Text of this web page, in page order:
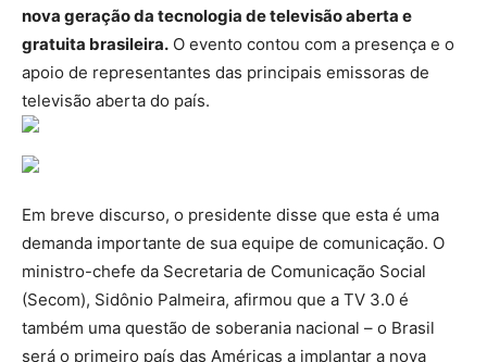
nova geração da tecnologia de televisão aberta e
gratuita brasileira. O evento contou com a presença e o
apoio de representantes das principais emissoras de
televisão aberta do país.
Em breve discurso, o presidente disse que esta é uma
demanda importante de sua equipe de comunicação. O
ministro-chefe da Secretaria de Comunicação Social
(Secom), Sidônio Palmeira, afirmou que a TV 3.0 é
também uma questão de soberania nacional – o Brasil
será o primeiro país das Américas a implantar a nova